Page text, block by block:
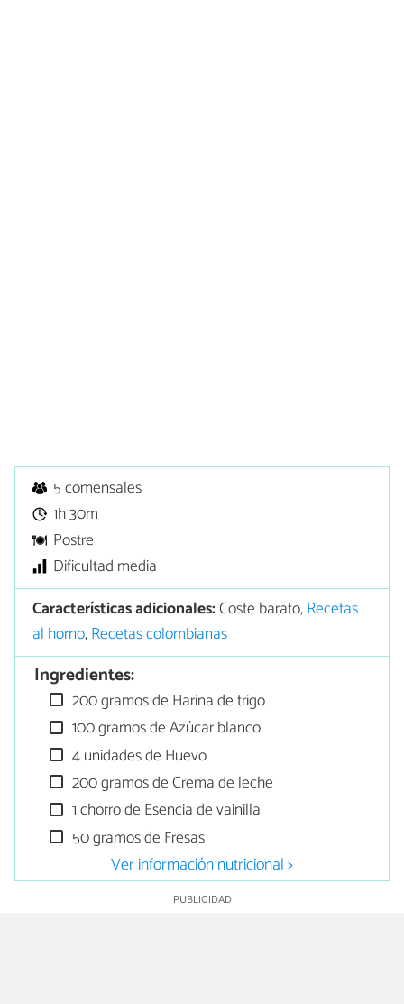
5 comensales
1h 30m
Postre
Dificultad media
Características adicionales:Coste barato,Recetas
al horno,Recetas colombianas
Ingredientes:
200 gramos de Harina de trigo
100 gramos de Azúcar blanco
4 unidades de Huevo
200 gramos de Crema de leche
1 chorro de Esencia de vainilla
50 gramos de Fresas
Ver información nutricional >